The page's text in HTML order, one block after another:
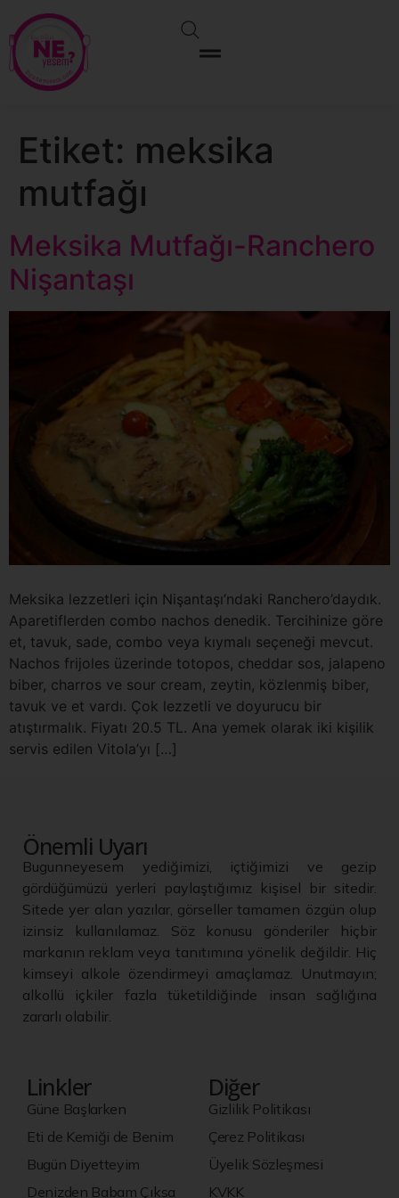
Etiket: meksika
mutfağı
Meksika Mutfağı-Ranchero
Nişantaşı
Meksika lezzetleri için Nişantaşı’ndaki Ranchero’daydık.
Aparetiflerden combo nachos denedik. Tercihinize göre
et, tavuk, sade, combo veya kıymalı seçeneği mevcut.
Nachos frijoles üzerinde totopos, cheddar sos, jalapeno
biber, charros ve sour cream, zeytin, közlenmiş biber,
tavuk ve et vardı. Çok lezzetli ve doyurucu bir
atıştırmalık. Fiyatı 20.5 TL. Ana yemek olarak iki kişilik
servis edilen Vitola’yı […]
Önemli Uyarı
Bugunneyesem yediğimizi, içtiğimizi ve gezip
gördüğümüzü yerleri paylaştığımız kişisel bir sitedir.
Sitede yer alan yazılar, görseller tamamen özgün olup
izinsiz kullanılamaz. Söz konusu gönderiler hiçbir
markanın reklam veya tanıtımına yönelik değildir. Hiç
kimseyi alkole özendirmeyi amaçlamaz. Unutmayın;
alkollü içkiler fazla tüketildiğinde insan sağlığına
zararlı olabilir.
Linkler
Güne Başlarken
Eti de Kemiği de Benim
Bugün Diyetteyim
Denizden Babam Çıksa
Diğer
Gizlilik Politikası
Çerez Politikası
Üyelik Sözleşmesi
KVKK